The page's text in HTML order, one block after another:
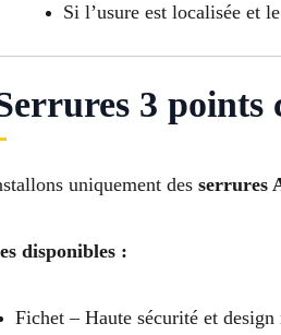
Si l’usure est localisée et
3 points
uniquement des serrures
disponibles :
Fichet – Haute sécurité et design